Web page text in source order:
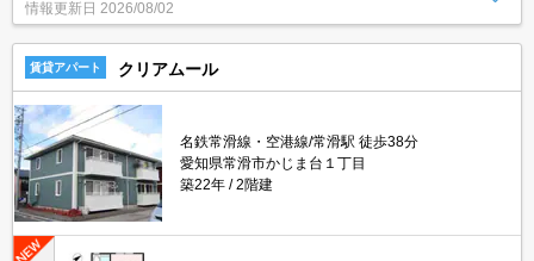
情報更新日 2026/08/02
賃貸アパート クリアムール
名鉄常滑線・空港線/常滑駅 徒歩38分
愛知県常滑市かじま台１丁目
築22年
2階建